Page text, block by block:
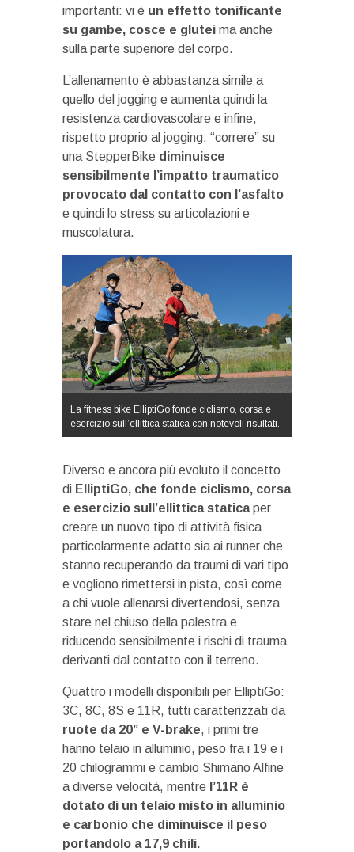
importanti: vi è un effetto tonificante
su gambe, cosce e glutei ma anche
sulla parte superiore del corpo.
L’allenamento è abbastanza simile a
quello del jogging e aumenta quindi la
resistenza cardiovascolare e infine,
rispetto proprio al jogging, “correre” su
una StepperBike diminuisce
sensibilmente l’impatto traumatico
provocato dal contatto con l’asfalto
e quindi lo stress su articolazioni e
muscolatura.
La fitness bike ElliptiGo fonde ciclismo, corsa e
esercizio sull’ellittica statica con notevoli risultati.
Diverso e ancora più evoluto il concetto
di ElliptiGo, che fonde ciclismo, corsa
e esercizio sull’ellittica staticaper
creare un nuovo tipo di attività fisica
particolarmente adatto sia ai runner che
stanno recuperando da traumi di vari tipo
e vogliono rimettersi in pista, così come
a chi vuole allenarsi divertendosi, senza
stare nel chiuso della palestra e
riducendo sensibilmente i rischi di trauma
derivanti dal contatto con il terreno.
Quattro i modelli disponibili per ElliptiGo:
3C, 8C, 8S e 11R, tutti caratterizzati da
ruote da 20” e V-brake, i primi tre
hanno telaio in alluminio, peso fra i 19 e i
20 chilogrammi e cambio Shimano Alfine
a diverse velocità, mentre l’11R è
dotato di un telaio misto in alluminio
e carbonio che diminuisce il peso
portandolo a 17,9 chili.